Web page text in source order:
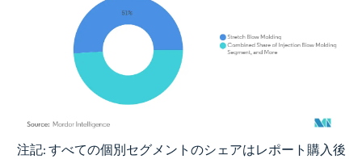
画像 © Mordor Intelligence。再利用にはCC BY 4.0の表示が必要です。
注記: すべての個別セグメントのシェアはレポート購入後